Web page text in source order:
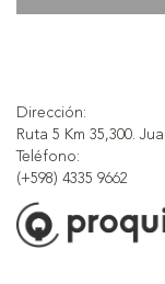
Dirección:
Ruta 5 Km 35,300.
Teléfono:
(+598) 4335 9662